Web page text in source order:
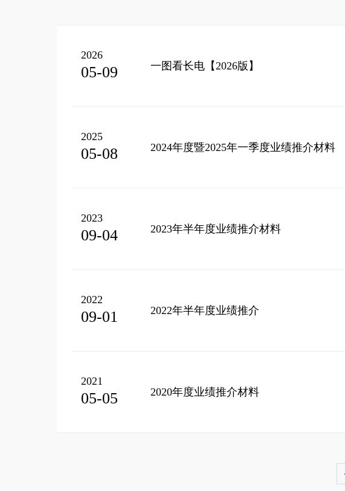
一图看长电【2026版】
2026
05-09
2024年度暨2025年一季度业绩推介材料
2025
05-08
2023年半年度业绩推介材料
2023
09-04
2022年半年度业绩推介
2022
09-01
2020年度业绩推介材料
2021
05-05